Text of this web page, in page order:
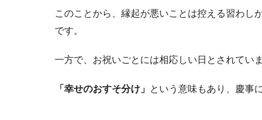
このことから、縁起が悪いことは控える習わし
です。
一方で、お祝いごとには相応しい日とされていま
「幸せのおすそ分け」 という意味もあり、慶事